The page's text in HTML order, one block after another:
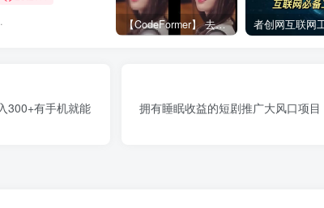
【CodeFormer】 去马赛克神器
300+有手机就能
拥有睡眠收益的短剧推广大风口项